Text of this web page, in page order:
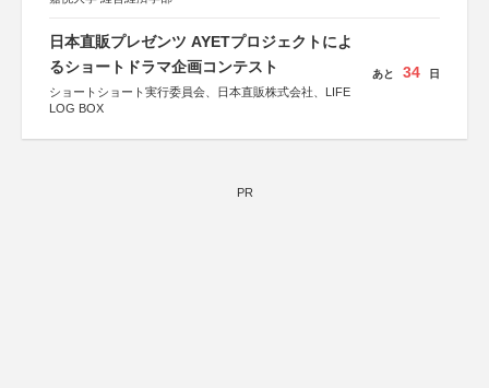
日本直販プレゼンツ AYETプロジェクトによ
るショートドラマ企画コンテスト
ショートショート実行委員会、日本直販株式会社、LIFE
LOG BOX
あと 34 日
PR